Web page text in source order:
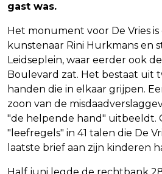
gast was.
Het monument voor De Vries
kunstenaar Rini Hurkmans en
Leidseplein, waar eerder ook
Boulevard zat. Het bestaat uit
handen die in elkaar grijpen.
zoon van de
"de helpende hand" uitbeeldt.
"leefregels" in 41 talen die De
laatste brief aan zijn kinderen
Half juni legde de rechtbank